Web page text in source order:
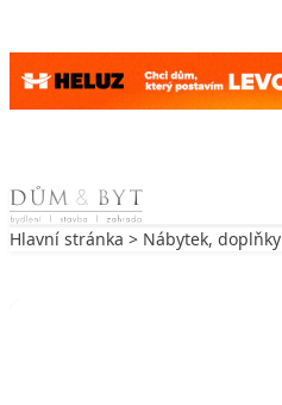
Skip to content
Hlavní stránka > Nábytek, doplňky